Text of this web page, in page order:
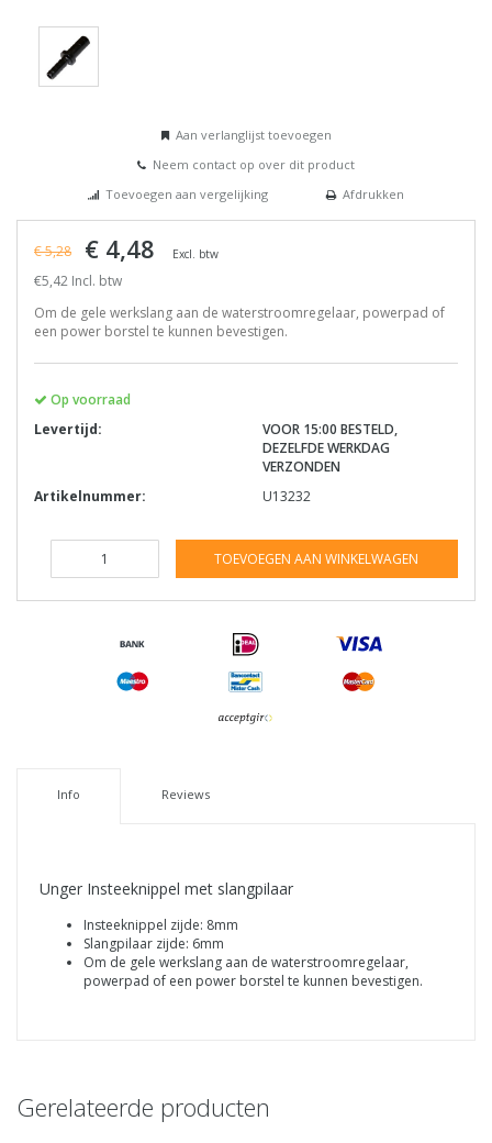
Aan verlanglijst toevoegen
Neem contact op over dit product
Toevoegen aan vergelijking
Afdrukken
€ 5,28 € 4,48 Excl. btw
€5,42 Incl. btw
Om de gele werkslang aan de waterstroomregelaar, powerpad of
een power borstel te kunnen bevestigen.
Op voorraad
Levertijd:
VOOR 15:00 BESTELD,
DEZELFDE WERKDAG
VERZONDEN
Artikelnummer:
U13232
TOEVOEGEN AAN WINKELWAGEN
Info Reviews
Unger Insteeknippel met slangpilaar
Insteeknippel zijde: 8mm
Slangpilaar zijde: 6mm
Om de gele werkslang aan de waterstroomregelaar,
powerpad of een power borstel te kunnen bevestigen.
Gerelateerde producten